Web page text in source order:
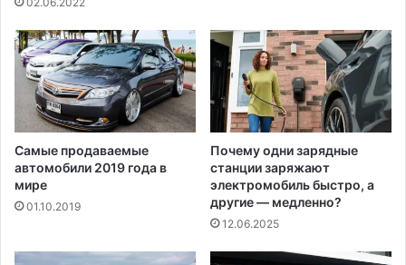
о
в
о
р
ы
н
к
а
Самые продаваемые
автомобили 2019 года в
мире
01.10.2019
Почему одни зарядные
станции заряжают
электромобиль быстро, а
другие — медленно?
12.06.2025